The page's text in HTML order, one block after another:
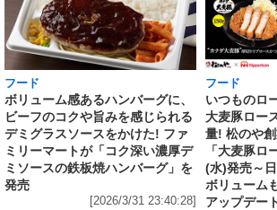
フード
ボリューム感あるハンバーグに、
ビーフのコクや旨みを感じられる
デミグラスソースをかけた! ファ
ミリーマートが「コク深い濃厚デ
ミソースの鉄板焼ハンバーグ」を
発売
[2026/3/31 23:40:28]
フード
いつものロ
大麦豚ロー
量! 松のや
「大麦豚ロ
(水)発売～
ボリューム
アップデー